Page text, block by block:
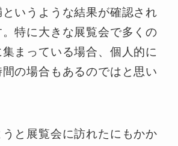
いうような結果が確認され
特に大きな展覧会で多くの
まっている場合、個人的に
の場合もあるのではと思い
と展覧会に訪れたにもかか